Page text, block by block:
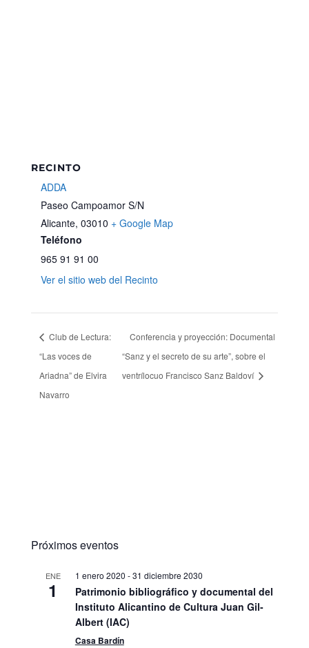
RECINTO
ADDA
Paseo Campoamor S/N
Alicante, 03010 + Google Map
Teléfono
965 91 91 00
Ver el sitio web del Recinto
Club de Lectura:
“Las voces de
Ariadna” de Elvira
Navarro
Conferencia y proyección: Documental
“Sanz y el secreto de su arte”, sobre el
ventrílocuo Francisco Sanz Baldoví
Próximos eventos
ENE
1
1 enero 2020 -31 diciembre 2030
Patrimonio bibliográfico y documental del
Instituto Alicantino de Cultura Juan Gil-
Albert (IAC)
Casa Bardín